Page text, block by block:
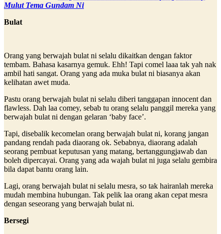
Mulut Tema Gundam Ni
Bulat
Orang yang berwajah bulat ni selalu dikaitkan dengan faktor
tembam. Bahasa kasarnya gemuk. Ehh! Tapi comel laaa tak yah nak
ambil hati sangat. Orang yang ada muka bulat ni biasanya akan
kelihatan awet muda.
Pastu orang berwajah bulat ni selalu diberi tanggapan innocent dan
flawless. Dah laa comey, sebab tu orang selalu panggil mereka yang
berwajah bulat ni dengan gelaran ‘baby face’.
Tapi, disebalik kecomelan orang berwajah bulat ni, korang jangan
pandang rendah pada diaorang ok. Sebabnya, diaorang adalah
seorang pembuat keputusan yang matang, bertanggungjawab dan
boleh dipercayai. Orang yang ada wajah bulat ni juga selalu gembira
bila dapat bantu orang lain.
Lagi, orang berwajah bulat ni selalu mesra, so tak hairanlah mereka
mudah membina hubungan. Tak pelik laa orang akan cepat mesra
dengan seseorang yang berwajah bulat ni.
Bersegi